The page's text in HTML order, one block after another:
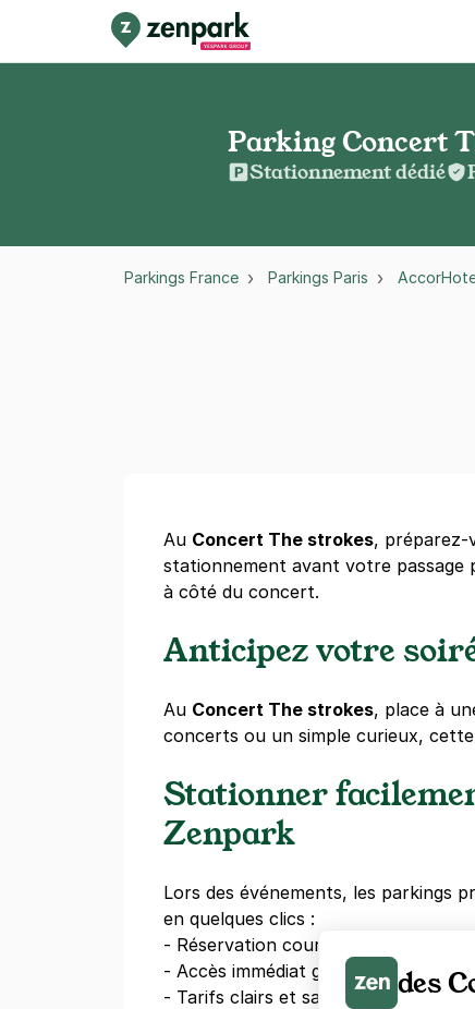
Parking Concert
Stationnement dédié
Parkings France Parkings Paris
Au Concert The strokes, préparez-
stationnement avant votre passage
à côté du concert.
Anticipez votre
Au Concert The strokes, place à
concerts ou un simple curieux,
Stationner
Zenpark
Lors des événements, les parkings
en quelques clics :
- Réservation courte durée à l'heure
- Accès immédiat grâce à
- Tarifs clairs et sans surprisedes